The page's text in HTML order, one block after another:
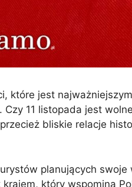
które jest
11 listopada jest wolne
bliskie relacje
planujących swoje
który wspomina